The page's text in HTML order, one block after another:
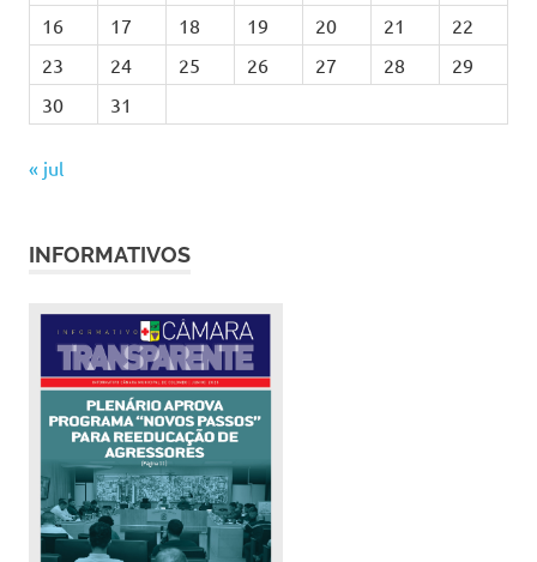
16
17 18 19 20 21
22
23
24 25 26 27 28
29
30
31
« jul
INFORMATIVOS